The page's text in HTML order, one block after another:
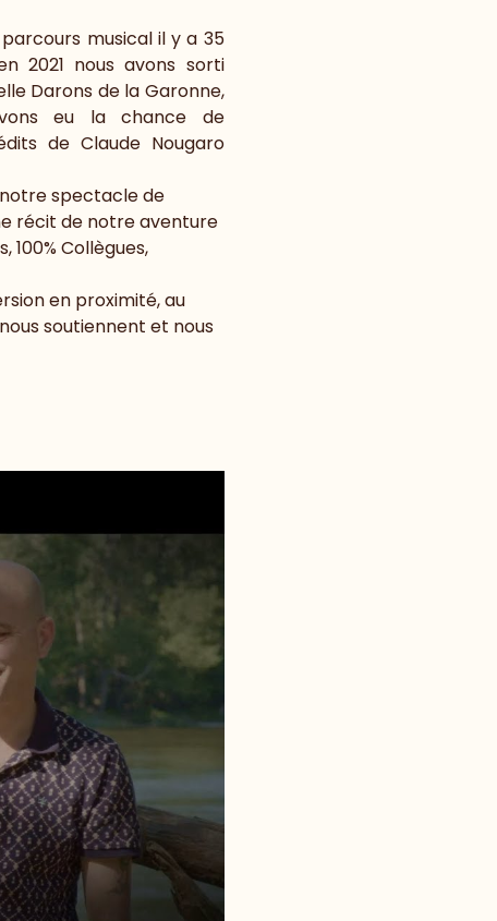
musical il y a 35
2021 nous avons sorti
Darons de la Garonne,
eu la chance de
de Claude Nougaro
spectacle de
récit de notre aventure
100% Collègues,
en proximité, au
soutiennent et nous